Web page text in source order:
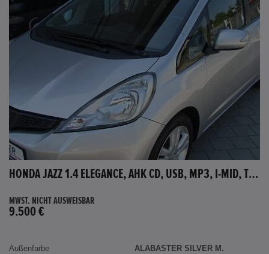
HONDA JAZZ 1.4 ELEGANCE, AHK CD, USB, MP3, I-MID, TEMPOMAT, AUX-IN
MWST. NICHT AUSWEISBAR
9.500 €
Außenfarbe
ALABASTER SILVER M.